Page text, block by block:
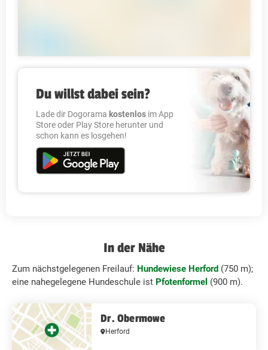
Du willst dabei sein?
Lade dir Dogorama kostenlos im App
Store oder Play Store herunter und
schon kann es losgehen!
In der Nähe
Zum nächstgelegenen Freilauf: Hundewiese Herford (750 m);
eine nahegelegene Hundeschule ist Pfotenformel (900 m).
Dr. Obermowe
Herford